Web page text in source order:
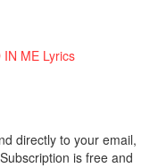
IN ME Lyrics
directly to your email,
is free and